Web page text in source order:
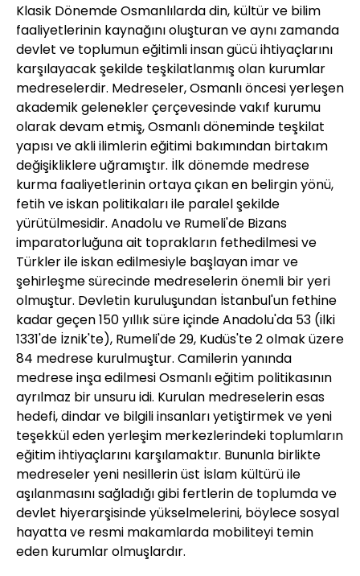
Klasik Dönemde Osmanlılarda din, kültür ve bilim
faaliyetlerinin kaynağını oluşturan ve aynı zamanda
devlet ve toplumun eğitimli insan gücü ihtiyaçlarını
karşılayacak şekilde teşkilatlanmış olan kurumlar
medreselerdir. Medreseler, Osmanlı öncesi yerleşen
akademik gelenekler çerçevesinde vakıf kurumu
olarak devam etmiş, Osmanlı döneminde teşkilat
yapısı ve akli ilimlerin eğitimi bakımından birtakım
değişikliklere uğramıştır. İlk dönemde medrese
kurma faaliyetlerinin ortaya çıkan en belirgin yönü,
fetih ve iskan politikaları ile paralel şekilde
yürütülmesidir. Anadolu ve Rumeli'de Bizans
imparatorluğuna ait toprakların fethedilmesi ve
Türkler ile iskan edilmesiyle başlayan imar ve
şehirleşme sürecinde medreselerin önemli bir yeri
olmuştur. Devletin kuruluşundan İstanbul'un fethine
kadar geçen 150 yıllık süre içinde Anadolu'da 53 (ilki
1331'de İznik'te), Rumeli'de 29, Kudüs'te 2 olmak üzere
84 medrese kurulmuştur. Camilerin yanında
medrese inşa edilmesi Osmanlı eğitim politikasının
ayrılmaz bir unsuru idi. Kurulan medreselerin esas
hedefi, dindar ve bilgili insanları yetiştirmek ve yeni
teşekkül eden yerleşim merkezlerindeki toplumların
eğitim ihtiyaçlarını karşılamaktır. Bununla birlikte
medreseler yeni nesillerin üst İslam kültürü ile
aşılanmasını sağladığı gibi fertlerin de toplumda ve
devlet hiyerarşisinde yükselmelerini, böylece sosyal
hayatta ve resmi makamlarda mobiliteyi temin
eden kurumlar olmuşlardır.